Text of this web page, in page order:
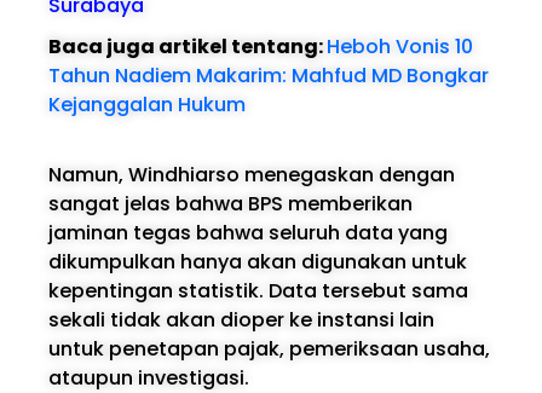
Baca juga artikel tentang:Heboh Vonis 10
Tahun Nadiem Makarim: Mahfud MD Bongkar
Kejanggalan Hukum
Namun, Windhiarso menegaskan dengan
sangat jelas bahwa BPS memberikan
jaminan tegas bahwa seluruh data yang
dikumpulkan hanya akan digunakan untuk
kepentingan statistik. Data tersebut sama
sekali tidak akan dioper ke instansi lain
untuk penetapan pajak, pemeriksaan usaha,
ataupun investigasi.